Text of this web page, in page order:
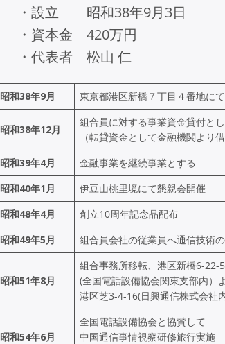
・設立 昭和38年9月3日
・資本金 420万円
・代表者 松山 仁
昭和38年9月 東京都港区新橋７丁目４番地に
昭和38年12月
組合員に対する事業資金貸付と
（転貸資金として金融機関より借
昭和39年4月
金融事業を継続事業とする
昭和40年1月
伊豆山桃里境にて懇親会開催
昭和48年4月
創立10周年記念品配布
昭和49年5月
組合員会社の従業員へ通信技術
昭和51年8月
組合事務所移転、港区新橋6-22-5
(全国電話設備協会関東支部内）
港区芝3-4-16(日興通信株式会社
昭和54年6月
全国電話設備協会と協賛して
中国通信事情視察研修旅行実施